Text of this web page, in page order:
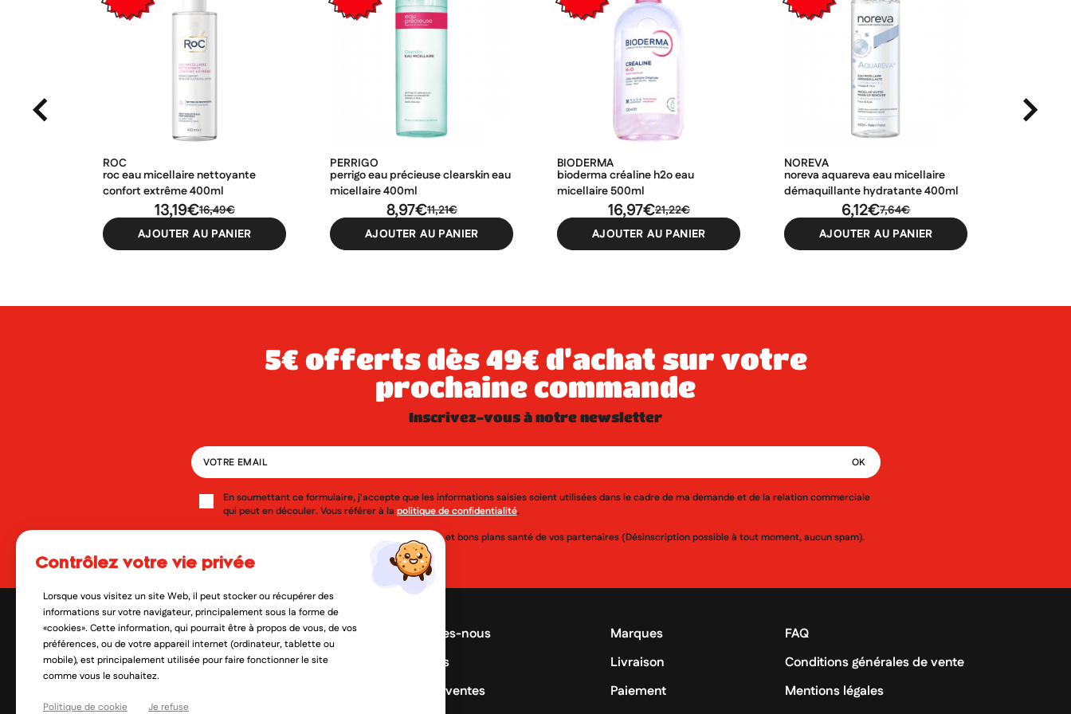
ROC
roc eau micellaire nettoyante
confort extrême 400ml
16,49€
13,19€
AJOUTER AU PANIER
PERRIGO
perrigo eau précieuse clearskin eau
micellaire 400ml
11,21€
8,97€
AJOUTER AU PANIER
BIODERMA
bioderma créaline h2o eau
micellaire 500ml
21,22€
16,97€
AJOUTER AU PANIER
NOREVA
noreva aquareva eau micellaire
démaquillante hydratante 400ml
7,64€
6,12€
AJOUTER AU PANIER
5€ offerts dès 49€ d’achat sur votre
prochaine commande
inscrivez-vous à notre newsletter
En soumettant ce formulaire, j'accepte que les informations saisies soient utilisées dans le cadre de ma demande et de la relation commerciale
qui peut en découler. Vous référer à la politique de confidentialité.
Oui, je veux découvrir les nouveautés, réductions et bons plans santé de vos partenaires (Désinscription possible à tout moment, aucun spam).
Qui sommes-nous
Promotions
Meilleures ventes
Marques
Livraison
Paiement
FAQ
Conditions générales de vente
Mentions légales
contrôlez votre vie privée
Lorsque vous visitez un site Web, il peut stocker ou récupérer des
informations sur votre navigateur, principalement sous la forme de
«cookies». Cette information, qui pourrait être à propos de vous, de vos
préférences, ou de votre appareil internet (ordinateur, tablette ou
mobile), est principalement utilisée pour faire fonctionner le site
comme vous le souhaitez.
Politique de cookie Je refuse